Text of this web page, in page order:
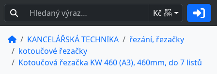
Kč BEZ
DPH
KANCELÁŘSKÁ TECHNIKA
řezání, řezačky
kotoučové řezačky
Kotoučová řezačka KW 460 (A3), 460mm, do 7 listů